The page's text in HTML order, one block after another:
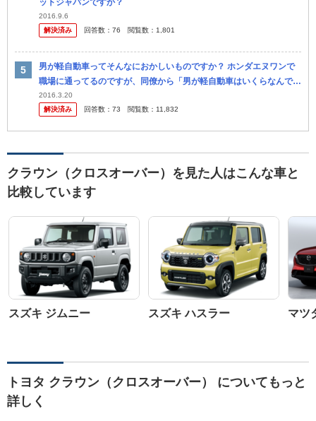
ットジャパンですか？
2016.9.6
解決済み
回答数： 76 閲覧数： 1,801
男が軽自動車ってそんなにおかしいものですか？ ホンダエヌワンで
職場に通ってるのですが、同僚から「男が軽自動車はいくらなんでも
おかしいよ。クラウンみたいな高級車じゃなくても良いからせ めて3
ナンバ...
2016.3.20
解決済み
回答数： 73 閲覧数： 11,832
クラウン（クロスオーバー）を見た人はこんな車と
比較しています
スズキ ジムニー スズキ ハスラー マツ
トヨタ クラウン（クロスオーバー） についてもっと
詳しく